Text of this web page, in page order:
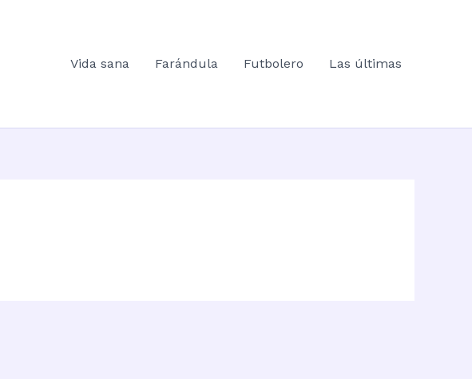
Vida sana
Farándula Futbolero Las últimas